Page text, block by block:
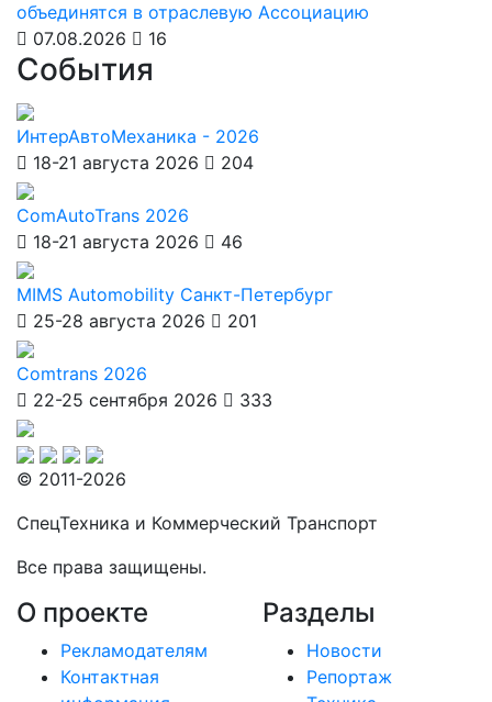
объединятся в отраслевую Ассоциацию
07.08.2026
16
События
ИнтерАвтоМеханика - 2026
18-21 августа 2026
204
ComAutoTrans 2026
18-21 августа 2026
46
MIMS Automobility Санкт-Петербург
25-28 августа 2026
201
Comtrans 2026
22-25 сентября 2026
333
© 2011-2026
СпецТехника и Коммерческий Транспорт
Все права защищены.
О проекте
Рекламодателям
Контактная
Разделы
Новости
Репортаж